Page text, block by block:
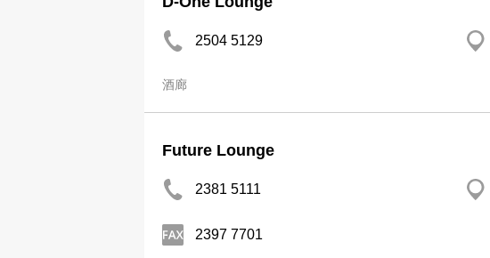
2504 5129
酒廊
Future Lounge
2381 5111
2397 7701